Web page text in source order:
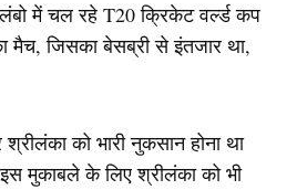
में चल रहे T20 क्रिकेट वर्ल्ड कप
मैच, जिसका बेसब्री से इंतजार था,
को भारी नुकसान होना था
मुकाबले के लिए श्रीलंका को भी